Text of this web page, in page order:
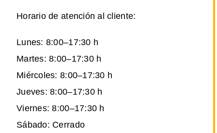
Horario de atención al cliente:
Lunes: 8:00–17:30 h
Martes: 8:00–17:30 h
Miércoles: 8:00–17:30 h
Jueves: 8:00–17:30 h
Viernes: 8:00–17:30 h
Sábado: Cerrado